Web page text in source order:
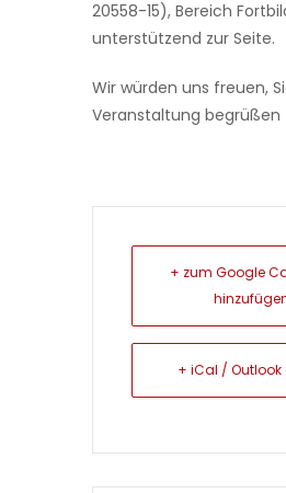
20558-15), Bereich
unterstützend zur Seite.
Wir würden uns freuen,
Veranstaltung begrüßen
+ zum Google
+ iCal / Outlook